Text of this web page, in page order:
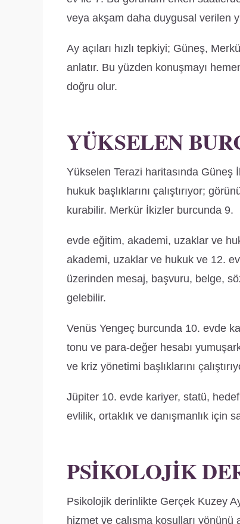
veya akşam daha duygusal verilen
Ay açıları hızlı tepkiyi; Güneş,
anlatır. Bu yüzden konuşmayı
doğru olur.
YÜKSELEN
Yükselen Terazi haritasında
hukuk başlıklarını çalıştırıyor;
kurabilir. Merkür İkizler burcunda 9.
evde eğitim, akademi, uzaklar ve
akademi, uzaklar ve hukuk ve 12.
üzerinden mesaj, başvuru, belge,
gelebilir.
Venüs Yengeç burcunda 10. evde
tonu ve para-değer hesabı
ve kriz yönetimi başlıklarını
Jüpiter 10. evde kariyer, statü,
evlilik, ortaklık ve danışmanlık için
PSIKOLOJIK
Psikolojik derinlikte Gerçek Kuzey
hizmet ve çalışma koşulları